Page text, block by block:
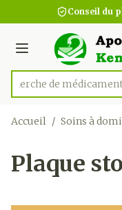
Aller au contenu
1 de 1
Conseil du
Menu
Rechercher
Recherche de
Accueil / Soins à
Plaque